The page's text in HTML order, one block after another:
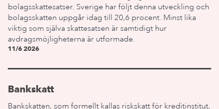
bolagsskattesatser. Sverige har följt denna utveckling och
bolagsskatten uppgår idag till 20,6 procent. Minst lika
viktig som själva skattesatsen är samtidigt hur
avdragsmöjligheterna är utformade.
11/6 2026
Bankskatt
Bankskatten, som formellt kallas riskskatt för kreditinstitut,